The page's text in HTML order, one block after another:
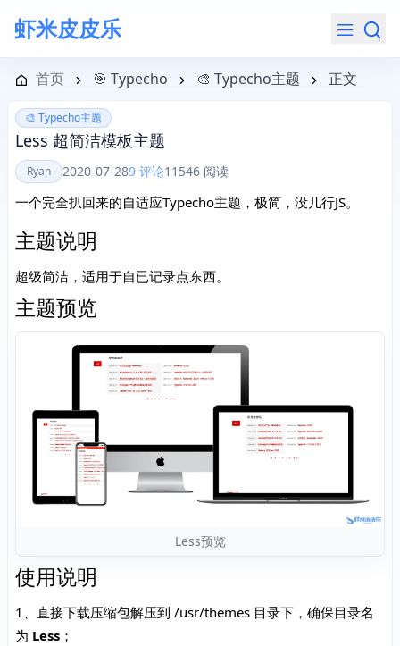
虾米皮皮乐
航菜单
首页 🎯 Typecho 🎨 Typecho主题 正文
🎨 Typecho主题
Less 超简洁模板主题
Ryan 2020-07-289 评论11546 阅读
一个完全扒回来的自适应Typecho主题，极简，没几行JS。
主题说明
超级简洁，适用于自已记录点东西。
主题预览
Less预览
使用说明
1、直接下载压缩包解压到 /usr/themes 目录下，确保目录名
为 Less ；